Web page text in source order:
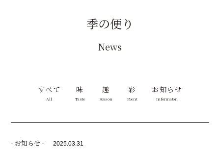
季の便り
News
すべて
All
味
Taste
趣
Season
彩
Event
お知らせ
Informaton
- お知らせ - 2025.03.31